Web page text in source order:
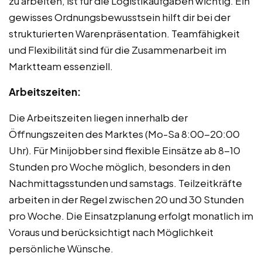
gewisses Ordnungsbewusstsein hilft dir bei der
strukturierten Warenpräsentation. Teamfähigkeit
und Flexibilität sind für die Zusammenarbeit im
Marktteam essenziell.
Arbeitszeiten:
Die Arbeitszeiten liegen innerhalb der
Öffnungszeiten des Marktes (Mo-Sa 8:00-20:00
Uhr). Für Minijobber sind flexible Einsätze ab 8-10
Stunden pro Woche möglich, besonders in den
Nachmittagsstunden und samstags. Teilzeitkräfte
arbeiten in der Regel zwischen 20 und 30 Stunden
pro Woche. Die Einsatzplanung erfolgt monatlich im
Voraus und berücksichtigt nach Möglichkeit
persönliche Wünsche.